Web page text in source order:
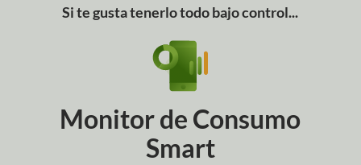
Si te gusta tenerlo todo bajo control...
Monitor de Consumo
Smart